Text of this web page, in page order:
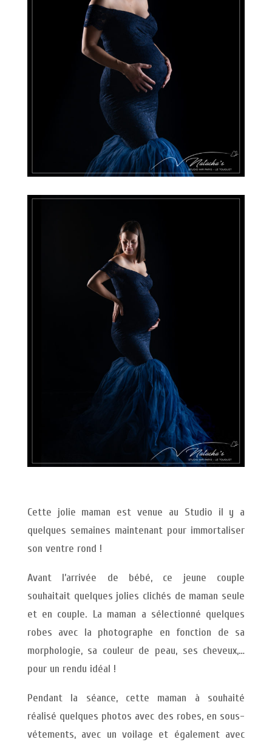
Cette jolie maman est venue au Studio il y a
quelques semaines maintenant pour immortaliser
son ventre rond !
Avant l’arrivée de bébé, ce jeune couple
souhaitait quelques jolies clichés de maman seule
et en couple. La maman a sélectionné quelques
robes avec la photographe en fonction de sa
morphologie, sa couleur de peau, ses cheveux,…
pour un rendu idéal !
Pendant la séance, cette maman à souhaité
réalisé quelques photos avec des robes, en sous-
vétements, avec un voilage et également avec